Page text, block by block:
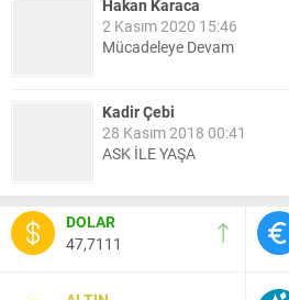
Hakan Karaca
2 Kasım 2020 15:46
Mücadeleye Devam
Kadir Çebi
28 Kasım 2018 00:41
ASK İLE YAŞA
Nail Kazanç
10 Mart 2023 21:36
HAYDİ TEKİRDAĞ MAÇA !!!!
DOLAR
47,7111